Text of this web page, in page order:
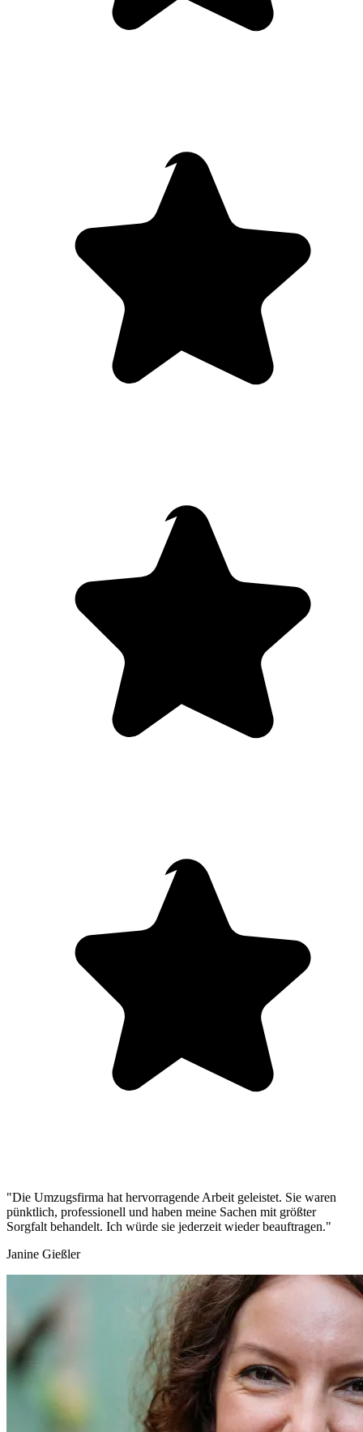
"Die Umzugsfirma hat hervorragende Arbeit geleistet. Sie waren
pünktlich, professionell und haben meine Sachen mit größter
Sorgfalt behandelt. Ich würde sie jederzeit wieder beauftragen."
Janine Gießler